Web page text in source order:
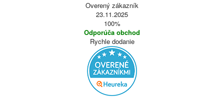
Overený zákazník
23.11.2025
100%
Odporúča obchod
Rychle dodanie